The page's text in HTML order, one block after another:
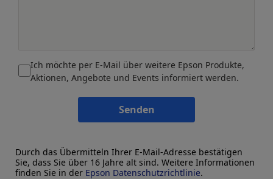
Ich möchte per E-Mail über weitere Epson Produkte,
Aktionen, Angebote und Events informiert werden.
Senden
Durch das Übermitteln Ihrer E-Mail-Adresse bestätigen
Sie, dass Sie über 16 Jahre alt sind. Weitere Informationen
finden Sie in der Epson Datenschutzrichtlinie.